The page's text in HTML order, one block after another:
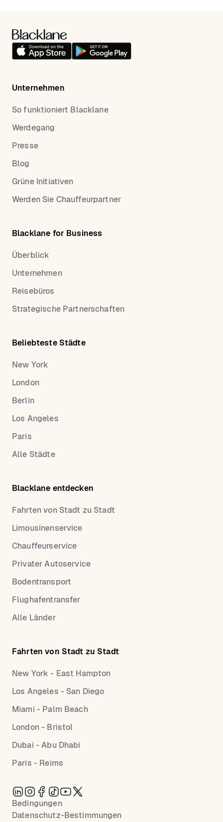
Unternehmen
So funktioniert Blacklane
Werdegang
Presse
Blog
Grüne Initiativen
Werden Sie Chauffeurpartner
Blacklane for Business
Überblick
Unternehmen
Reisebüros
Strategische Partnerschaften
Beliebteste Städte
New York
London
Berlin
Los Angeles
Paris
Alle Städte
Blacklane entdecken
Fahrten von Stadt zu Stadt
Limousinenservice
Chauffeurservice
Privater Autoservice
Bodentransport
Flughafentransfer
Alle Länder
Fahrten von Stadt zu Stadt
New York - East Hampton
Los Angeles - San Diego
Miami - Palm Beach
London - Bristol
Dubai - Abu Dhabi
Paris - Reims
Bedingungen
Datenschutz-Bestimmungen